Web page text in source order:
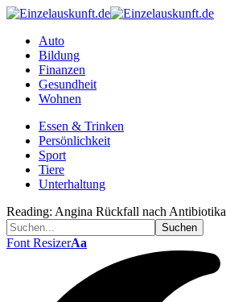
Auto
Bildung
Finanzen
Gesundheit
Wohnen
Essen & Trinken
Persönlichkeit
Sport
Tiere
Unterhaltung
Reading: Angina Rückfall nach Antibiotika
Font ResizerAa